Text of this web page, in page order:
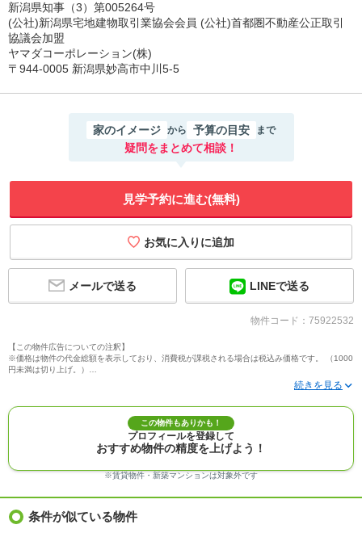
新潟県知事（3）第005264号
(公社)新潟県宅地建物取引業協会会員 (公社)首都圏不動産公正取引
協議会加盟
ヤマダコーポレーション(株)
〒944-0005 新潟県妙高市中川5-5
家のイメージ から 予算の目安 まで
疑問をまとめて相談！
見学予約に進む(無料)
メールで送る LINEで送る
物件コード：75922532
【この物件広告についての注釈】
※価格は物件の代金総額を表示しており、消費税が課税される場合は税込み価格です。 （1000
円未満は切り上げ。）
※写真に写っている、またはパース（絵）や間取り図に描かれている家具や車などは、特にコ
※建築条件付き土地価格には、建物価格は含まれません。
※物件情報は、原則として情報提供日の２日前に最終確認した情報です。
※完成予想図はいずれも外構、植栽、外観等実際のものとは多少異なることがあります。
※モデルルーム・モデルハウス・展示場・ショールームの画像の場合、今回販売の物件と異な
※ＣＧ合成の画像の場合、実際とは多少異なる場合があります。
※物件特徴：販売戸数が複数の物件は、全ての住戸に該当しない項目もあります。
※価格更新：物件価格が変更された日から１週間表示されます。
この物件もありかも！
プロフィールを登録して
おすすめ物件の精度を上げよう！
※賃貸物件・新築マンションは対象外です
条件が似ている物件